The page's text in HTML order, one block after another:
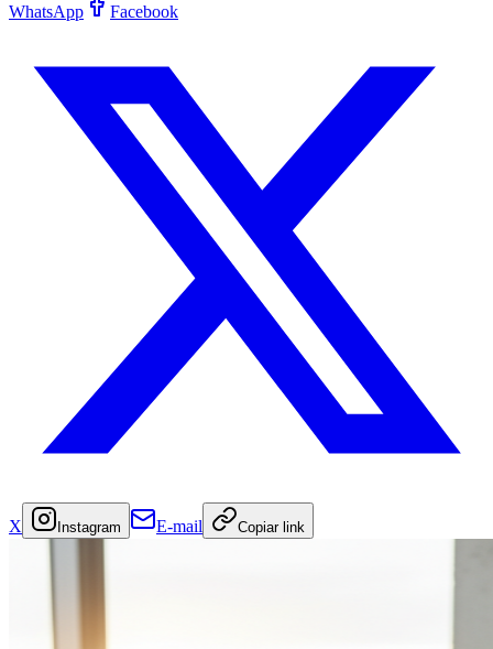
WhatsApp Facebook
X Instagram E-mail Copiar link